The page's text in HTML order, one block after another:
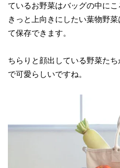
ているお野菜はバッグの中に
きっと上向きにしたい葉物野
て保存できます。
ちらりと顔出している野菜た
で可愛らしいですね。